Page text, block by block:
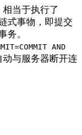
相当于执行了
式事物，即提交
务。
AND
动与服务器断开连